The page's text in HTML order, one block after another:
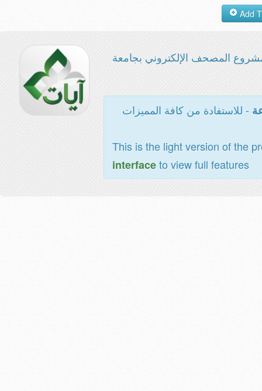
المصحف الإلكتروني بجامعة
- للاستفادة من كافة المميزات
This is the light version of the
interfaceto view full features